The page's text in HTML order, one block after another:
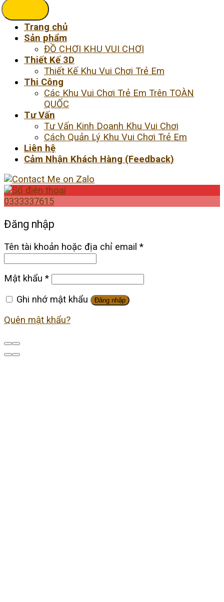
Trang chủ
Sản phẩm
ĐỒ CHƠI KHU VUI CHƠI
Thiết Kế 3D
Thiết Kế Khu Vui Chơi Trẻ Em
Thi Công
Các Khu Vui Chơi Trẻ Em Trên TOÀN
QUỐC
Tư Vấn
Tư Vấn Kinh Doanh Khu Vui Chơi
Cách Quản Lý Khu Vui Chơi Trẻ Em
Liên hệ
Cảm Nhận Khách Hàng (Feedback)
0333337615
Đăng nhập
Tên tài khoản hoặc địa chỉ email *
Mật khẩu *
Ghi nhớ mật khẩu
Đăng nhập
Quên mật khẩu?